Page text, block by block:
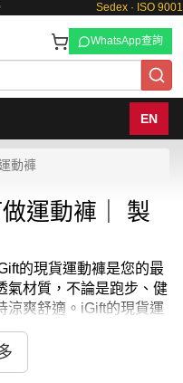
Sedex · ISO 9001
WhatsApp查詢
EN
動褲
運動褲｜ 製
的現貨運動褲是您的最
氣材質，不論是跑步、健
涼爽舒適。iGift的現貨運
具，是您運動時的理想伴
注重耐用性和實用性。